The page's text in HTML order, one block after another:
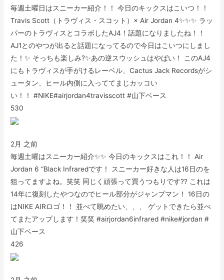
毎週土曜日はスニーカー紹介！！ 今日のキックスはこいつ！！
Travis Scott（トラヴィス・スコット）× Air Jordan 4✨✨✨ ラッ
パーのトラヴィスとコラボしたAJ4！話題になりましたね！！
AJ1とのやつが出ると話題になってるので今日はこいつにしまし
た！✨ そっちも楽しみ?✨あの逆スウッシュはやばい！ このAJ4
にもトラヴィスが手がけるレーベル、Cactus Jack Recordsがシ
ュータン、ヒール内側に入っててまじカッコい
い！！ #NIKE#airjordan4travisscott #山下ベース
530
2月 之前
毎週土曜はスニーカー紹介✨✨ 今日のキックスはこれ！！ Air
Jordan 6 “Black Infraredです！ スニーカー好きな人は16日のを
狙ってますよね。笑笑 同じく頑張って買うつもりです?? これは
14年に復刻したやつなのでヒール部分がジャンプマン！ 16日の
はNIKE AIRロゴ！！ 並べて眺めたい、、、 ゲットできたら並べ
てまたアップします！笑笑 #airjordan6infrared #nike#jordan #
山下ベース
426